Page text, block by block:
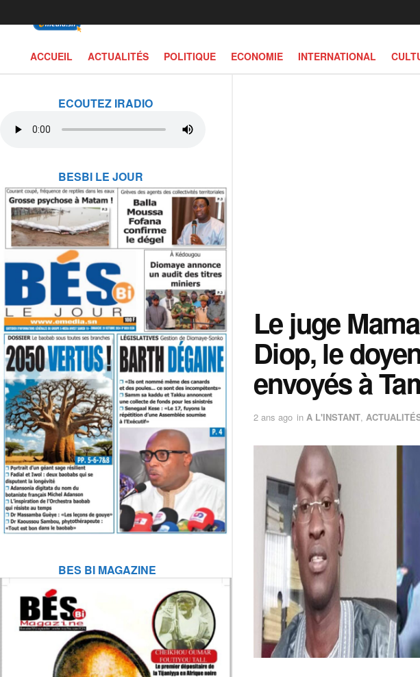
ECOUTEZ IRADIO
BESBI LE JOUR
BES BI MAGAZINE
ACCUEIL ACTUALITÉS POLITIQUE ECONOMIE INTERNATIONAL
Le juge
Diop, le
envoyés à
2 ans ago in A L'INSTANT,